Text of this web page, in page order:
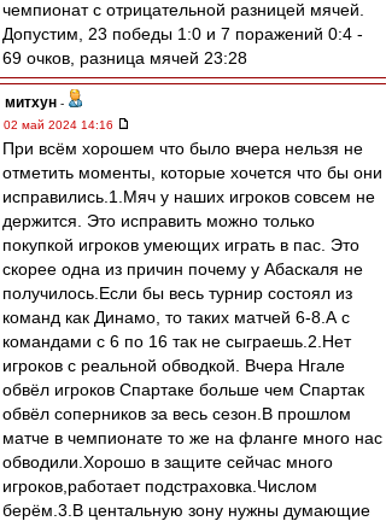
чемпионат с отрицательной разницей мячей.
Допустим, 23 победы 1:0 и 7 поражений 0:4 -
69 очков, разница мячей 23:28
митхун -
02 май 2024 14:16
При всём хорошем что было вчера нельзя не
отметить моменты, которые хочется что бы они
исправились.1.Мяч у наших игроков совсем не
держится. Это исправить можно только
покупкой игроков умеющих играть в пас. Это
скорее одна из причин почему у Абаскаля не
получилось.Если бы весь турнир состоял из
команд как Динамо, то таких матчей 6-8.А с
командами с 6 по 16 так не сыграешь.2.Нет
игроков с реальной обводкой. Вчера Нгале
обвёл игроков Спартаке больше чем Спартак
обвёл соперников за весь сезон.В прошлом
матче в чемпионате то же на фланге много нас
обводили.Хорошо в защите сейчас много
игроков,работает подстраховка.Числом
берём.3.В центальную зону нужны думающие